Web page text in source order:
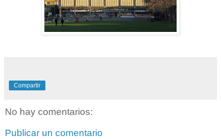
Compartir
No hay comentarios:
Publicar un comentario